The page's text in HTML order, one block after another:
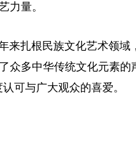
力量。
扎根民族文化艺术领域
众多中华传统文化元素
可与广大观众的喜爱。